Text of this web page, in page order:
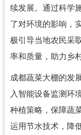
续发展。通过科学
了对环境的影响，
极引导当地农民采
率和质量，助力乡
成都蔬菜大棚的发
入智能设备监测环
种植策略，保障蔬
运用节水技术，降